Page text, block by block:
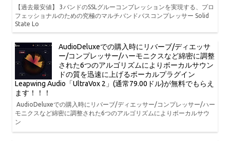
【過去最安値】 3バンドのSSLグルーコンプレッションを実現する、プロ
フェッショナルのための究極のマルチバンドバスコンプレッサー Solid
State Lo
AudioDeluxeでの購入時にリバーブ/ディエッサ
ー/コンプレッサー/ハーモニクスなど綿密に調整
された6つのアルゴリズムによりボーカルサウン
ドの質を迅速に上げるボーカルプラグイン
Leapwing Audio「UltraVox 2」(通常79.00ドル)が無料でもらえ
ます！！！
AudioDeluxeでの購入時にリバーブ/ディエッサー/コンプレッサー/ハー
モニクスなど綿密に調整された6つのアルゴリズムによりボーカルサウ
ン